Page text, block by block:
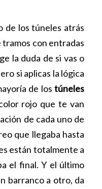
de los túneles atrás
tramos con entradas
la duda de si vas o
si aplicas la lógica
de los túneles
rojo que te van
de cada uno de
que llegaba hasta
están totalmente a
el final. Y el último
barranco a otro, da